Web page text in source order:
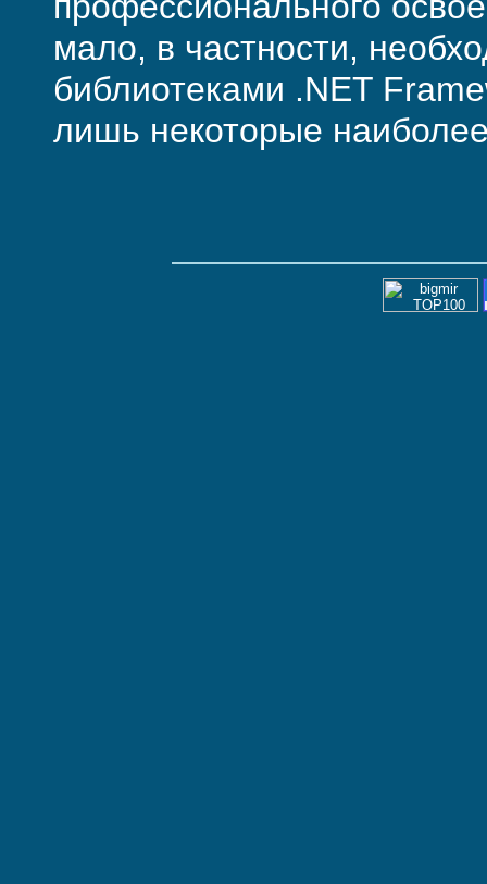
мало, в частности,
библиотеками .NET
лишь некоторые